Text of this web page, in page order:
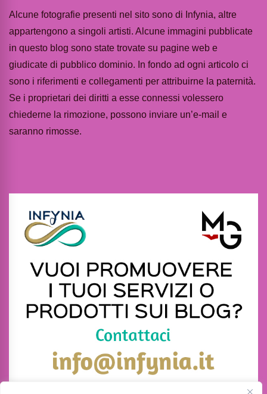
Alcune fotografie presenti nel sito sono di Infynia, altre
appartengono a singoli artisti. Alcune immagini pubblicate
in questo blog sono state trovate su pagine web e
giudicate di pubblico dominio. In fondo ad ogni articolo ci
sono i riferimenti e collegamenti per attribuirne la paternità.
Se i proprietari dei diritti a esse connessi volessero
chiederne la rimozione, possono inviare un’e-mail e
saranno rimosse.